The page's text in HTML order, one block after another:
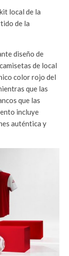
local de la
de la
diseño de
de local
color rojo del
que las
que las
incluye
auténtica y